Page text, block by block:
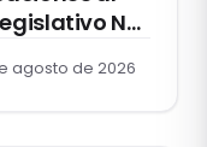
Nº
de
agosto de 2026